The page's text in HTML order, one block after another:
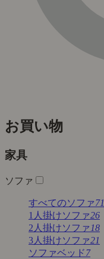
お買い物
家具
ソファ
すべてのソファ71
1人掛けソファ26
2人掛けソファ 18
3人掛けソファ21
ソファベッド7